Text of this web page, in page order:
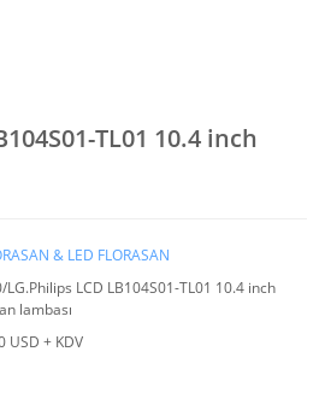
TL01 10.4 inch
& LED FLORASAN
LG.Philips LCD LB104S01-TL01 10.4 inch
lambası
USD + KDV